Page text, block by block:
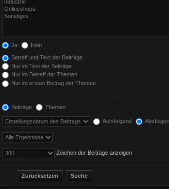
Ja Nein
Betreff und Text der Beiträge
Nur im Text der Beiträge
Nur im Betreff der Themen
Nur im ersten Beitrag der Themen
Beiträge Themen
Aufsteigend
Zeichen der Beiträge anzeigen